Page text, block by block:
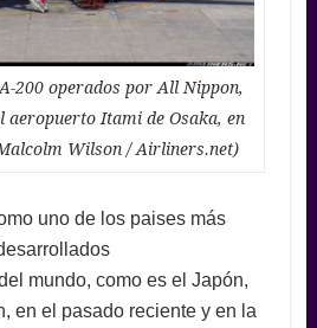
200 operados por All Nippon,
aeropuerto Itami de Osaka, en
Wilson / Airliners.net)
uno de los paises más
mundo, como es el Japón,
en el pasado reciente y en la